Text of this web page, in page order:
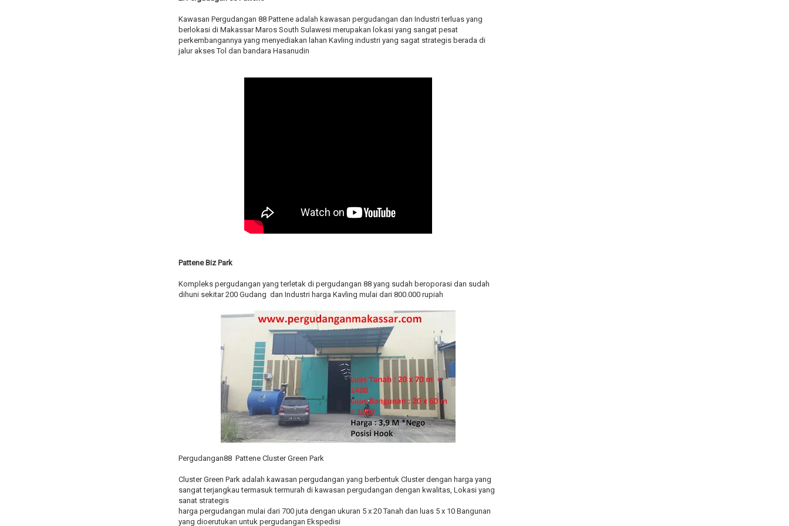
Kawasan Pergudangan 88 Pattene adalah kawasan pergudangan dan Industri terluas yang
berlokasi di Makassar Maros South Sulawesi merupakan lokasi yang sangat pesat
perkembangannya yang menyediakan lahan Kavling industri yang sagat strategis berada di
jalur akses Tol dan bandara Hasanudin
Pattene Biz Park
Kompleks pergudangan yang terletak di pergudangan 88 yang sudah beroporasi dan sudah
dihuni sekitar 200 Gudang dan Industri harga Kavling mulai dari 800.000 rupiah
Pergudangan88 Pattene Cluster Green Park
Cluster Green Park adalah kawasan pergudangan yang berbentuk Cluster dengan harga yang
sangat terjangkau termasuk termurah di kawasan pergudangan dengan kwalitas, Lokasi yang
sanat strategis
harga pergudangan mulai dari 700 juta dengan ukuran 5 x 20 Tanah dan luas 5 x 10 Bangunan
yang dioerutukan untuk pergudangan Ekspedisi